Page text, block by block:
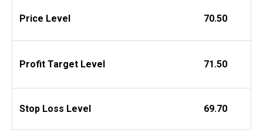
Price Level 70.50
Profit Target Level 71.50
Stop Loss Level 69.70